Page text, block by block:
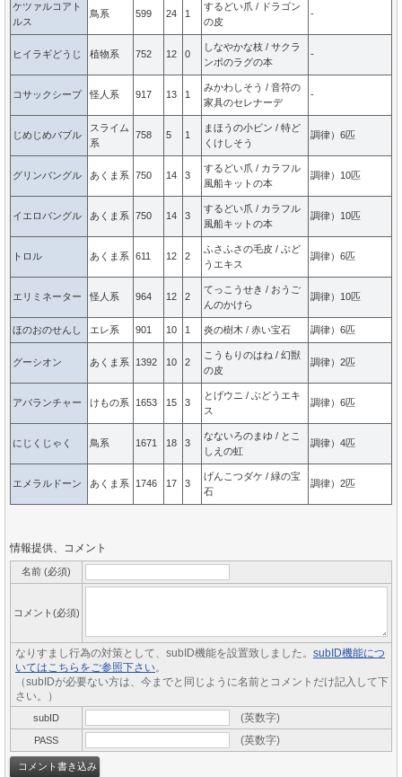
ケツァルコアト
ルス
鳥系 599 24 1
するどい爪 / ドラゴン
の皮
-
ヒイラギどうじ 植物系 752 12 0
しなやかな枝 / サクラ
ンボのラグの本
-
コサックシープ 怪人系 917 13 1
みかわしそう / 音符の
家具のセレナーデ
-
じめじめバブル
スライム
系
758 5 1
まほうの小ビン / 特ど
くけしそう
調律）6匹
グリンバングル あくま系 750 14 3
するどい爪 / カラフル
風船キットの本
調律）10匹
イエロバングル あくま系 750 14 3
するどい爪 / カラフル
風船キットの本
調律）10匹
トロル あくま系 611 12 2
ふさふさの毛皮 / ぶど
うエキス
調律）6匹
エリミネーター 怪人系 964 12 2
てっこうせき / おうご
んのかけら
調律）10匹
ほのおのせんし エレ系 901 10 1 炎の樹木 / 赤い宝石 調律）6匹
グーシオン あくま系 1392 10 2
こうもりのはね / 幻獣
の皮
調律）2匹
アバランチャー けもの系 1653 15 3
とげウニ / ぶどうエキ
ス
調律）6匹
にじくじゃく 鳥系 1671 18 3
なないろのまゆ / とこ
しえの虹
調律）4匹
エメラルドーン あくま系 1746 17 3
げんこつダケ / 緑の宝
石
調律）2匹
情報提供、コメント
名前 (必須)
コメント(必須)
なりすまし行為の対策として、subID機能を設置致しました。 subID機能につ
いてはこちらをご参照下さい。
（subIDが必要ない方は、今までと同じように名前とコメントだけ記入して下
さい。）
subID (英数字)
PASS (英数字)